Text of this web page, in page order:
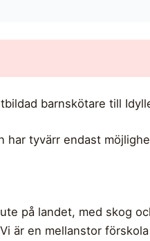
barnskötare till
har tyvärr endast
på landet, med skog
är en mellanstor